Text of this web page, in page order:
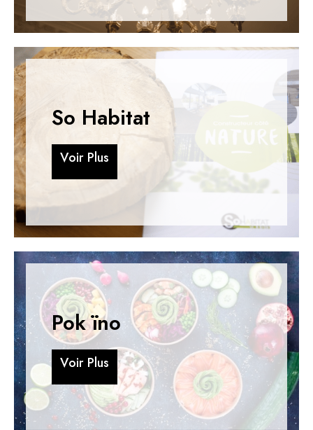
So Habitat
Voir Plus
Voir Plus
Pok ïno
Voir Plus
Voir Plus